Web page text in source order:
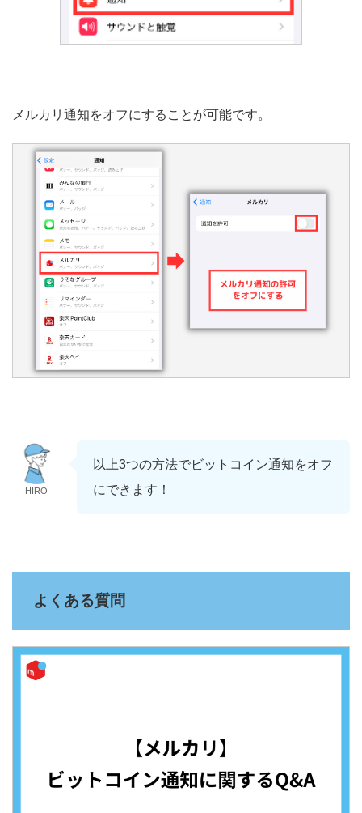
メルカリ通知をオフにすることが可能です。
HIRO
以上3つの方法でビットコイン通知をオフ
にできます！
よくある質問